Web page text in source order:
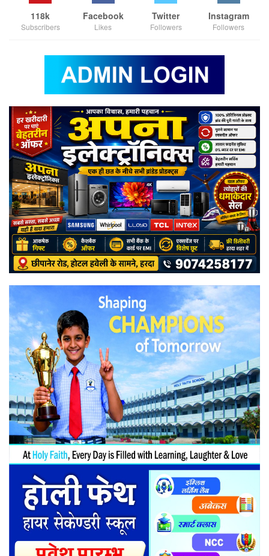
118k
Subscribers
Facebook
Likes
Twitter
Followers
Instagram
Followers